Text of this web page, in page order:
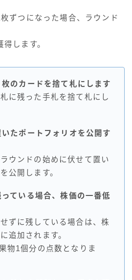
ずつになった場合、ラウンド
します。
のカードを捨て札にします
に残った手札を捨て札にし
たポートフォリオを公開す
ウンドの始めに伏せて置い
公開します。
ている場合、株価の一番低
ずに残している場合は、株
追加されます。
物1個分の点数となりま